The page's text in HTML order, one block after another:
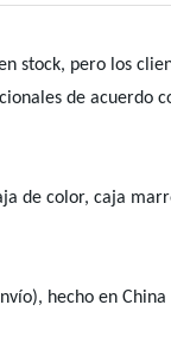
stock, pero los
de acuerdo
de color, caja
hecho en